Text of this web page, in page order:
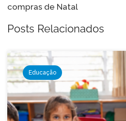
compras de Natal
Posts Relacionados
Educação